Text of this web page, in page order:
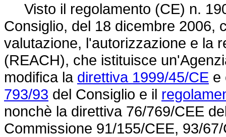
Visto il regolamento (CE) n.
Consiglio, del 18 dicembre 2006,
valutazione, l'autorizzazione e la
(REACH), che istituisce
modifica la direttiva 1999/45/CE e
793/93 del Consiglio e il
nonchè la direttiva 76/769/CEE
Commissione 91/155/CEE, 93/